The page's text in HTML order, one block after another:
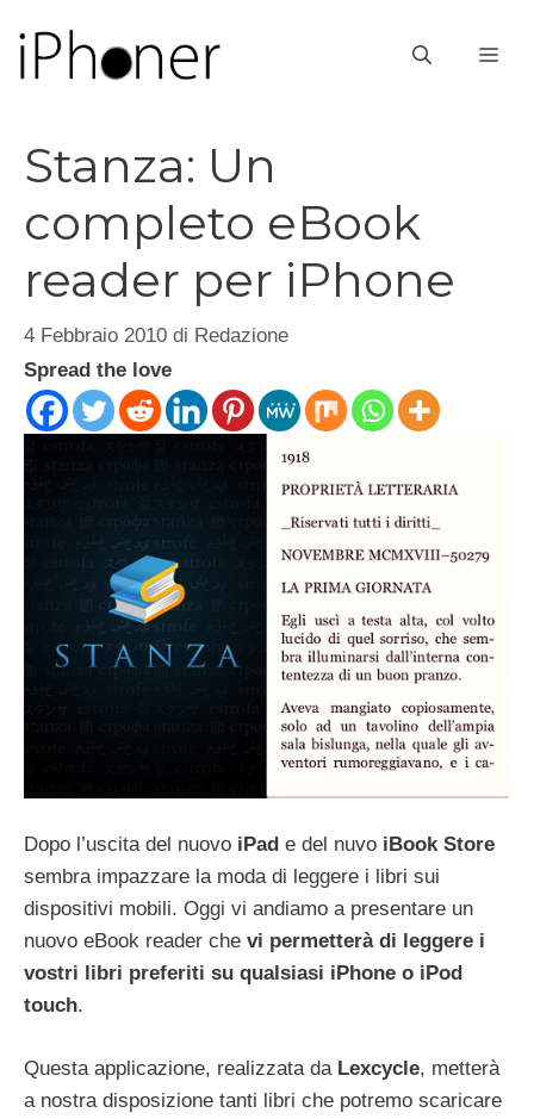
contenuto
Stanza: Un
completo eBook
reader per iPhone
4 Febbraio 2010 di Redazione
Spread the love
Dopo l’uscita del nuovo iPad e del nuvo iBook Store
sembra impazzare la moda di leggere i libri sui
dispositivi mobili. Oggi vi andiamo a presentare un
nuovo eBook reader che vi permetterà di leggere i
vostri libri preferiti su qualsiasi iPhone o iPod
touch.
Questa applicazione, realizzata da Lexcycle, metterà
a nostra disposizione tanti libri che potremo scaricare